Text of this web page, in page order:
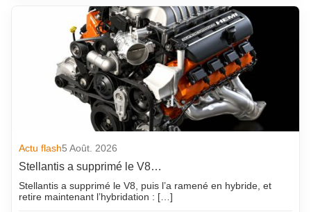
Actu flash5 Août. 2026
Stellantis a supprimé le V8…
Stellantis a supprimé le V8, puis l’a ramené en hybride, et
retire maintenant l’hybridation : […]